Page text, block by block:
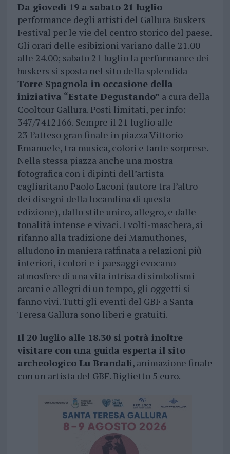
Da giovedì 19 a sabato 21 luglio
performance degli artisti del Gallura Buskers
Festival per le vie del centro storico del paese.
Gli orari delle esibizioni variano dalle 21.00
alle 24.00; sabato 21 luglio la performance dei
buskers si sposta nel sito della splendida
Torre Spagnola in occasione della
iniziativa “Estate Degustando” a cura della
Cooltour Gallura. Posti limitati, per info:
347/7412166. Sempre il 21 luglio alle
23 l’atteso gran finale in piazza Vittorio
Emanuele, tra musica, colori e tante sorprese.
Nella stessa piazza anche una mostra
fotografica con i dipinti dell’artista
cagliaritano Paolo Laconi (autore tra l’altro
dei disegni della locandina di questa
edizione), dallo stile unico, allegro, e dalle
tonalità intense e vivaci. I volti-maschera, si
rifanno alla tradizione dei Mamuthones,
alludono in maniera raffinata a relazioni più
interiori, i colori e i paesaggi evocano
atmosfere di una vita intrisa di simbolismi
arcani e allegri di un tempo, gli oggetti si
fanno vivi. Tutti gli eventi del GBF a Santa
Teresa Gallura sono liberi e gratuiti.
Il 20 luglio alle 18.30 si potrà inoltre
visitare con una guida esperta il sito
archeologico Lu Brandali, animazione finale
con un artista del GBF. Biglietto 5 euro.